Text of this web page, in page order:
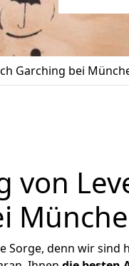
Garching bei
von
denn wir sind